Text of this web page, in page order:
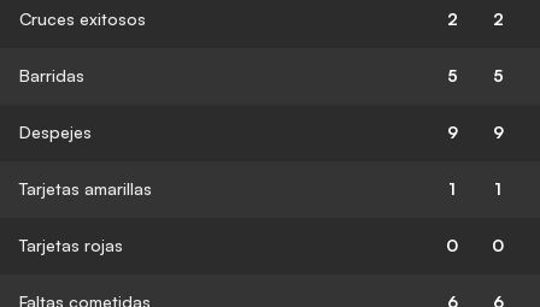
Cruces exitosos 2 2
Barridas 5 5
Despejes 9 9
Tarjetas amarillas 1 1
Tarjetas rojas 0 0
Faltas cometidas 6 6